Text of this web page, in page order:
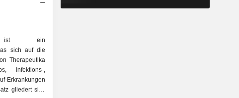
ist ein
sich auf die
Therapeutika
Infektions-,
Erkrankungen
gliedert sich